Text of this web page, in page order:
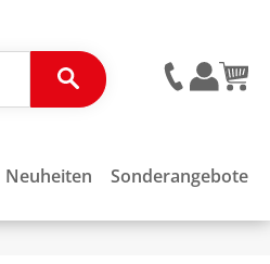
Neuheiten Sonderangebote